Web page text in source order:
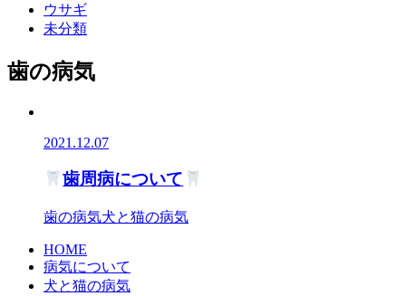
ウサギ
未分類
歯の病気
2021.12.07
歯周病について
歯の病気犬と猫の病気
HOME
病気について
犬と猫の病気